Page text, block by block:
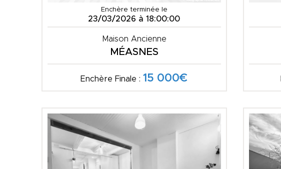
Enchère terminée le
23/03/2026 à 18:00:00
Maison Ancienne
MÉASNES
Enchère Finale : 15 000€